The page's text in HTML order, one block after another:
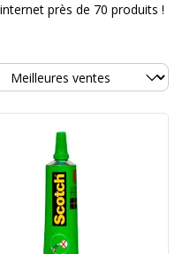
près de 70 produits !